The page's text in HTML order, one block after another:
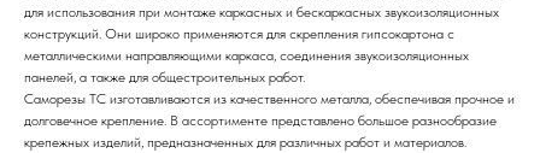
для использования при монтаже каркасных и бескаркасных звукоизоляционных
конструкций. Они широко применяются для скрепления гипсокартона с
металлическими направляющими каркаса, соединения звукоизоляционных
панелей, а также для общестроительных работ.
Саморезы ТС изготавливаются из качественного металла, обеспечивая прочное и
долговечное крепление. В ассортименте представлено большое разнообразие
крепежных изделий, предназначенных для различных работ и материалов.